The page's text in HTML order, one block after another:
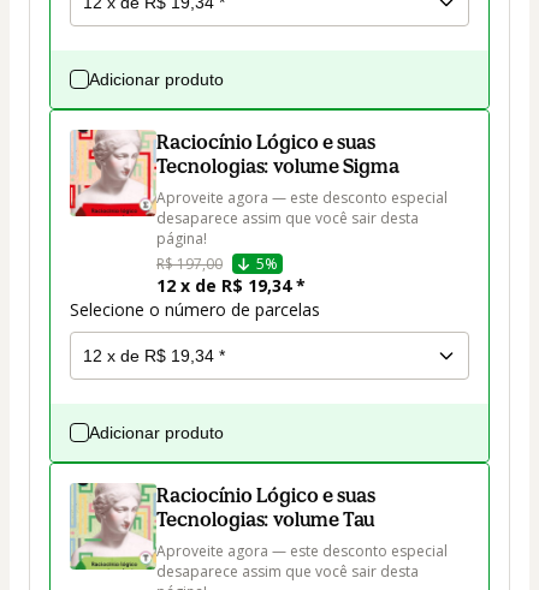
Adicionar produto
Raciocínio Lógico e suas
Tecnologias: volume Sigma
Aproveite agora — este desconto especial
desaparece assim que você sair desta
página!
R$ 197,00
5%
12 x de R$ 19,34 *
Selecione o número de parcelas
Adicionar produto
Raciocínio Lógico e suas
Tecnologias: volume Tau
Aproveite agora — este desconto especial
desaparece assim que você sair desta